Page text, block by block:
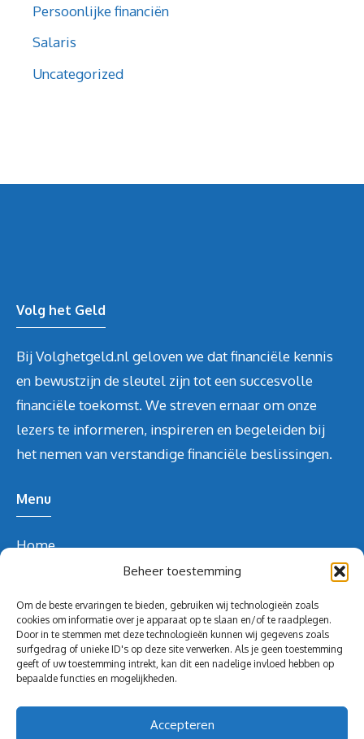
Beheer toestemming
Om de beste ervaringen te bieden, gebruiken wij technologieën zoals
cookies om informatie over je apparaat op te slaan en/of te raadplegen.
Door in te stemmen met deze technologieën kunnen wij gegevens zoals
surfgedrag of unieke ID's op deze site verwerken. Als je geen toestemming
geeft of uw toestemming intrekt, kan dit een nadelige invloed hebben op
bepaalde functies en mogelijkheden.
Accepteren
Persoonlijke financiën
Salaris
Uncategorized
Volg het Geld
Bij Volghetgeld.nl geloven we dat financiële kennis
en bewustzijn de sleutel zijn tot een succesvolle
financiële toekomst. We streven ernaar om onze
lezers te informeren, inspireren en begeleiden bij
het nemen van verstandige financiële beslissingen.
Menu
Home
Contact
Blog
Contact Info
redactie@volghetgeld.nl